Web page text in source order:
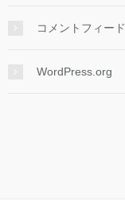
コメントフィード
WordPress.org